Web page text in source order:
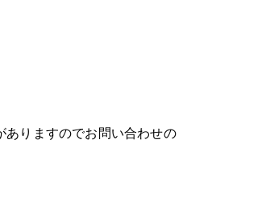
りますのでお問い合わせの